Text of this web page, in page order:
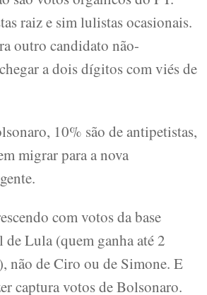
raiz e sim lulistas ocasionais.
outro candidato não-
a dois dígitos com viés de
10% são de antipetistas,
migrar para a nova
com votos da base
Lula (quem ganha até 2
não de Ciro ou de Simone. E
captura votos de Bolsonaro.